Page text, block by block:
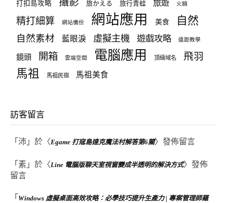
打扣島攻略 旅かえる 旅行青蛙 旅遊 火鍋
精打細算 網站備份 網站應用 美食 自然
自然素材 藍眼淚 虛擬主機 遊戲攻略 遠距教學
鏡頭 開箱 雲端空間 電腦應用 頂級域名 飛羽
馬祖 馬祖民宿 馬祖美食
訪客留言
「 沛 」於〈Egame 打寇島達克魔法村解答第6關〉發佈留言
「 素 」於〈Line 電腦版聊天室視窗變成半透明的解決方式〉發佈
留言
「 Windows 虛擬桌面高效攻略：必學技巧提升生產力 | 專案管理師羅